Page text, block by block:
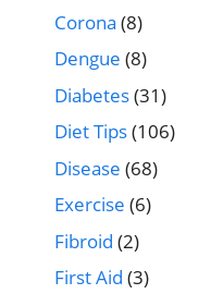
Corona (8)
Dengue (8)
Diabetes(31)
Diet Tips(106)
Disease (68)
Exercise (6)
Fibroid (2)
First Aid (3)